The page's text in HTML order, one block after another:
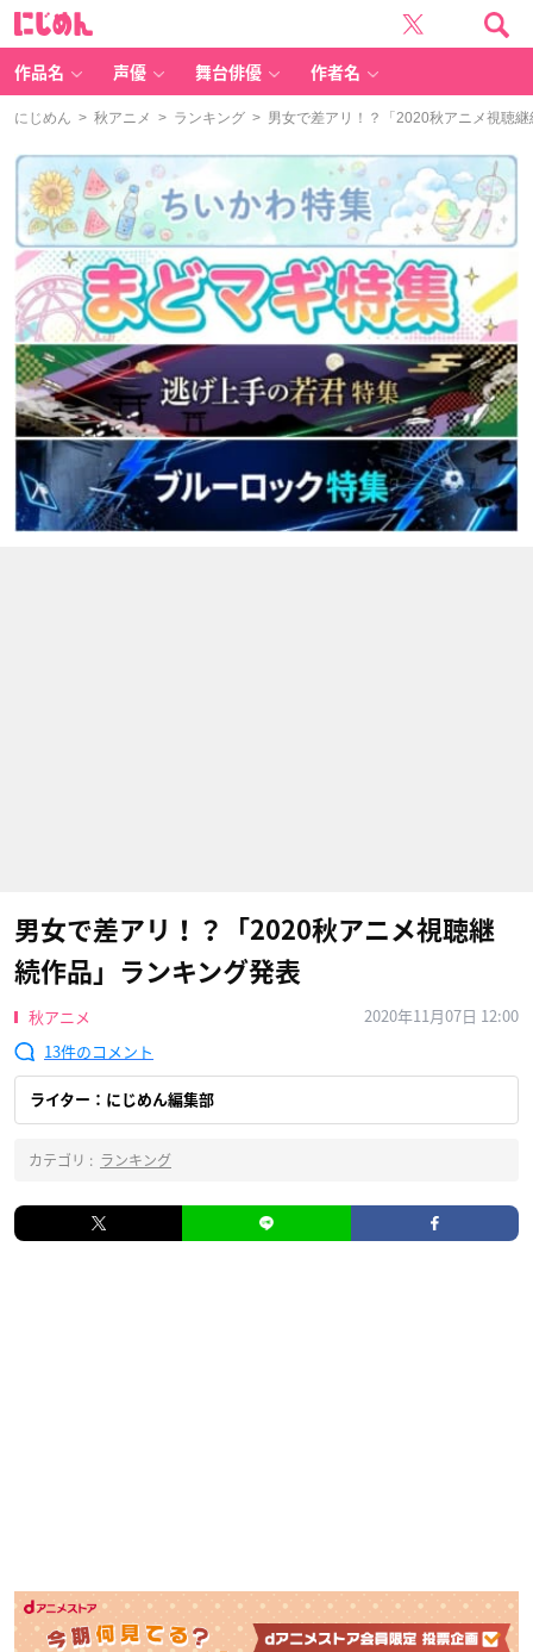
作品名 声優 舞台俳優 作者名
にじめん > 秋アニメ > ランキング > 男女で差アリ！？「2020秋アニメ視聴
男女で差アリ！？「2020秋アニメ視聴継
続作品」ランキング発表
秋アニメ
2020年11月07日 12:00
13
ライター：にじめん編集部
カテゴリ : ランキング